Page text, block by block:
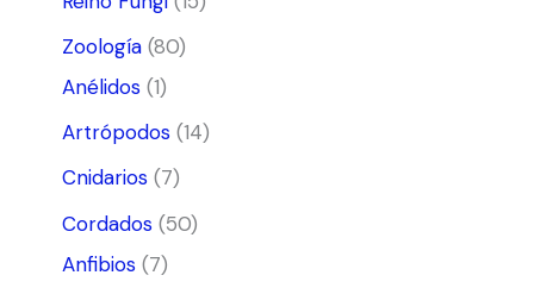
Zoología(80)
Anélidos(1)
Artrópodos(14)
Cnidarios(7)
Cordados(50)
Anfibios(7)